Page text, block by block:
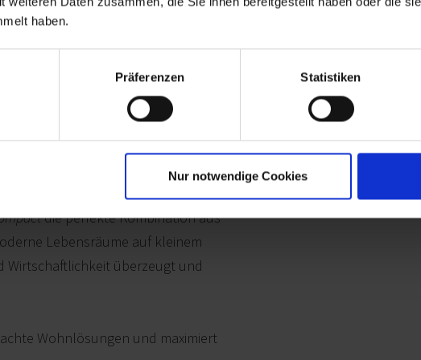
haben.
Präferenzen Statistiken
Nur notwendige Cookies
des Flexible Classic
64 m² in verschiedenen
die perfekte Kombination aus
Lebensräume auf kleinem
Wirtschaftlichkeit überzeugt und
Wohnlösungen und maximiert
Flexible Special bietet
Diese sollen Sie
ganz persönliches Flexible